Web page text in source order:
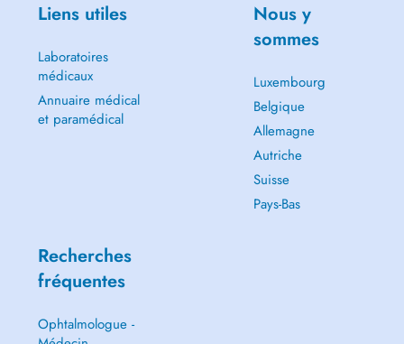
Liens utiles
Laboratoires
médicaux
Annuaire médical
et paramédical
Nous y
sommes
Luxembourg
Belgique
Allemagne
Autriche
Suisse
Pays-Bas
Recherches
fréquentes
Ophtalmologue -